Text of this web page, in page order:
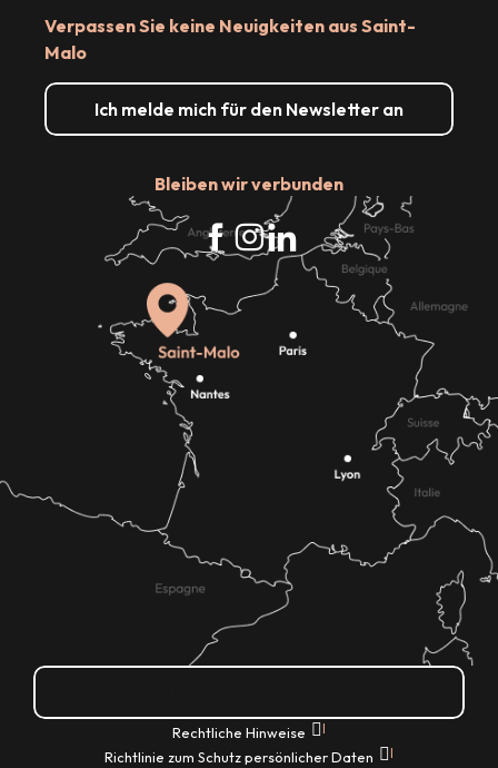
Verpassen Sie keine Neuigkeiten aus Saint-
Malo
Ich melde mich für den Newsletter an
Bleiben wir verbunden
Rechtliche Hinweise |
Richtlinie zum Schutz persönlicher Daten |